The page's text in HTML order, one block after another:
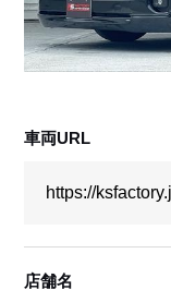
車両URL
店舗名